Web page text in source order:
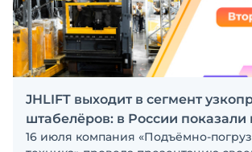
SANY
JHLIFT выходит в сегмент
штабелёров: в России показали
Zenith
16 июля компания «Подъёмно-